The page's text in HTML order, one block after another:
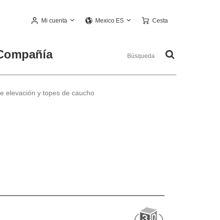
Mi cuenta Mexico ES Cesta
elevación y topes de caucho